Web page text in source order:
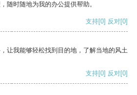
随时随地为我的办公提供帮助。
支持[0] 反对[0]
让我能够轻松找到目的地，了解当地的风土
支持[0] 反对[0]